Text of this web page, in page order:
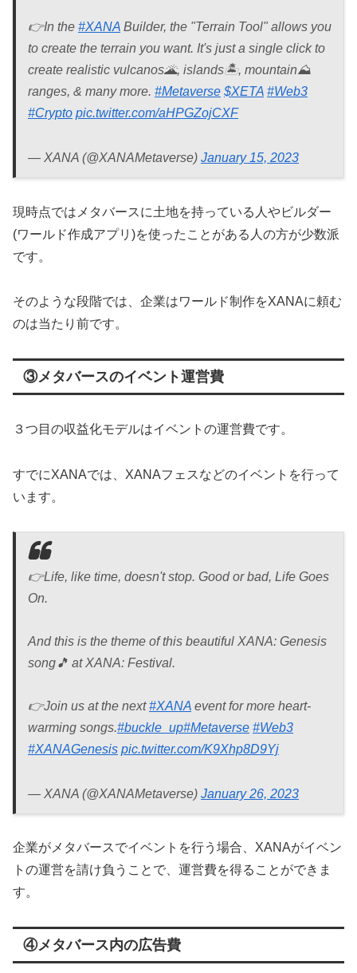
👉In the #XANA Builder, the "Terrain Tool" allows you
to create the terrain you want. It's just a single click to
create realistic vulcanos🌋, islands🏝️, mountain⛰️
ranges, & many more. #Metaverse $XETA #Web3
#Crypto pic.twitter.com/aHPGZojCXF
— XANA (@XANAMetaverse) January 15, 2023
現時点ではメタバースに土地を持っている人やビルダー
(ワールド作成アプリ)を使ったことがある人の方が少数派
です。
そのような段階では、企業はワールド制作をXANAに頼む
のは当たり前です。
③メタバースのイベント運営費
３つ目の収益化モデルはイベントの運営費です。
すでにXANAでは、XANAフェスなどのイベントを行って
います。
👉Life, like time, doesn't stop. Good or bad, Life Goes
On.
And this is the theme of this beautiful XANA: Genesis
song🎵 at XANA: Festival.
👉Join us at the next#XANA event for more heart-
warming songs.#buckle_up#Metaverse #Web3
#XANAGenesis pic.twitter.com/K9Xhp8D9Yj
— XANA (@XANAMetaverse) January 26, 2023
企業がメタバースでイベントを行う場合、XANAがイベン
トの運営を請け負うことで、運営費を得ることができま
す。
④メタバース内の広告費